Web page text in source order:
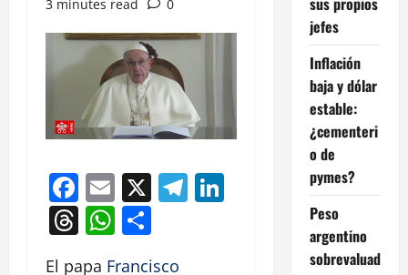
3 minutes read
0
Facebook
Email
X Telegram
LinkedIn
Threads
WhatsApp
El papa Francisco
jefes
Inflación
baja y dólar
estable:
¿cementeri
o de
pymes?
Peso
argentino
sobrevaluad